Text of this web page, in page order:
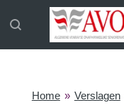
direct
Home » Verslagen